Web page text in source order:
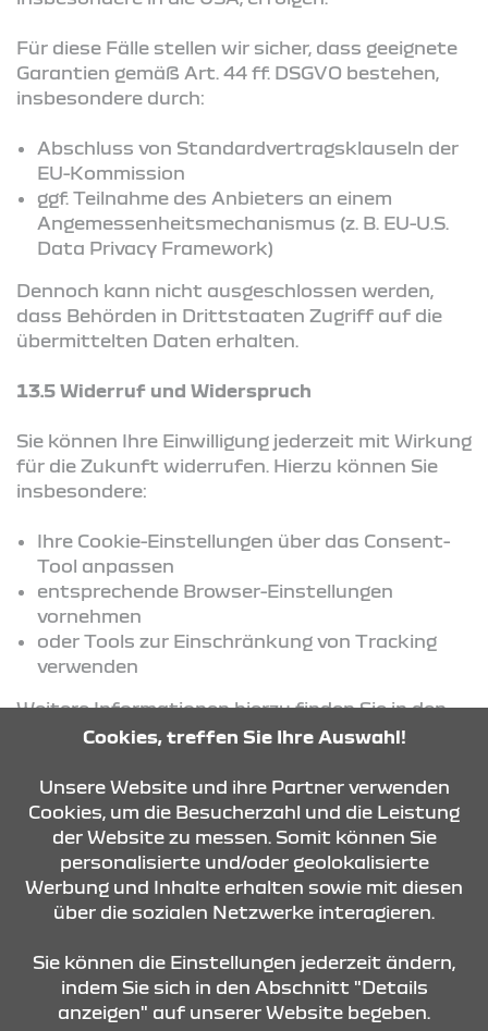
Für diese Fälle stellen wir sicher, dass geeignete
Garantien gemäß Art. 44 ff. DSGVO bestehen,
insbesondere durch:
Abschluss von Standardvertragsklauseln der
EU-Kommission
ggf. Teilnahme des Anbieters an einem
Angemessenheitsmechanismus (z. B. EU-U.S.
Data Privacy Framework)
Dennoch kann nicht ausgeschlossen werden,
dass Behörden in Drittstaaten Zugriff auf die
übermittelten Daten erhalten.
13.5 Widerruf und Widerspruch
Sie können Ihre Einwilligung jederzeit mit Wirkung
für die Zukunft widerrufen. Hierzu können Sie
insbesondere:
Ihre Cookie-Einstellungen über das Consent-
Tool anpassen
entsprechende Browser-Einstellungen
vornehmen
oder Tools zur Einschränkung von Tracking
verwenden
Weitere Informationen hierzu finden Sie in den
jeweiligen Datenschutzinformationen der
KONTAKT & ANFAHRT
Cookies, treffen Sie Ihre Auswahl!
Unsere Website und ihre Partner verwenden
Cookies, um die Besucherzahl und die Leistung
der Website zu messen. Somit können Sie
personalisierte und/oder geolokalisierte
Werbung und Inhalte erhalten sowie mit diesen
über die sozialen Netzwerke interagieren.
Sie können die Einstellungen jederzeit ändern,
indem Sie sich in den Abschnitt "Details
anzeigen" auf unserer Website begeben.